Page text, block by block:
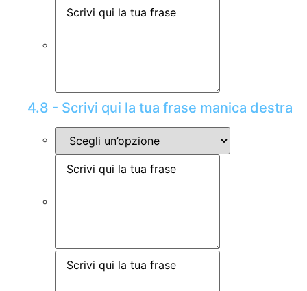
4.8 - Scrivi qui la tua frase manica destra